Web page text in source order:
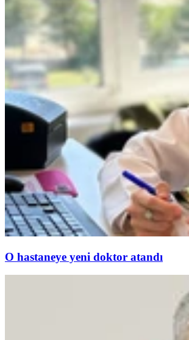
O hastaneye yeni doktor atandı